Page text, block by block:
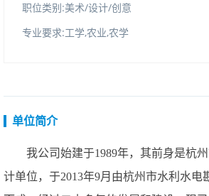
职位类别:美术/设计/创意
专业要求:工学,农业,农学
单位简介
我公司始建于1989年，其前身是杭
计单位， 于2013年9月由杭州市水利水电